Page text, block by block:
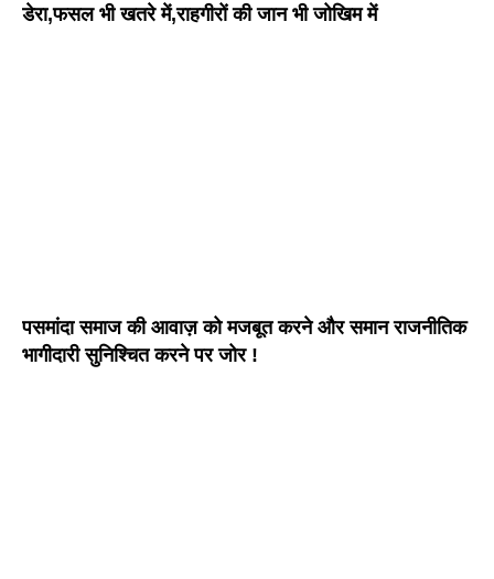
डेरा,फसल भी खतरे में,राहगीरों की जान भी जोखिम में
पसमांदा समाज की आवाज़ को मजबूत करने और समान राजनीतिक
भागीदारी सुनिश्चित करने पर जोर !